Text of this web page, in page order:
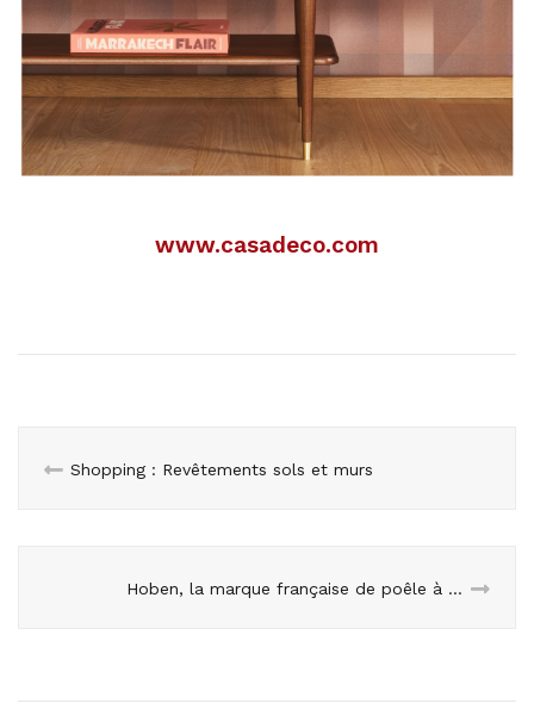
www.casadeco.com
Shopping : Revêtements sols et murs
Hoben, la marque française de poêle à granulés bois, connecte ses poêles